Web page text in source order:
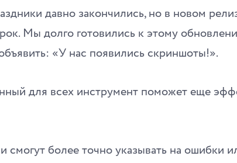
давно закончились, но в новом
Мы долго готовились к этому
«У нас появились скриншоты!».
для всех инструмент поможет еще
смогут более точно указывать на ошибки